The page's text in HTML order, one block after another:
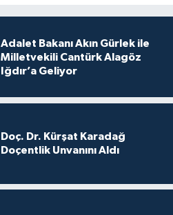
Adalet Bakanı Akın Gürlek ile
Milletvekili Cantürk Alagöz
Iğdır’a Geliyor
Doç. Dr. Kürşat Karadağ
Doçentlik Unvanını Aldı